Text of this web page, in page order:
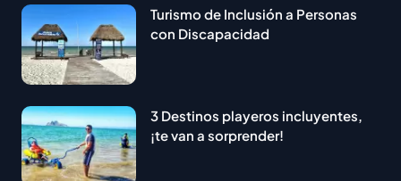
Turismo de Inclusión a Personas
con Discapacidad
3 Destinos playeros incluyentes,
¡te van a sorprender!